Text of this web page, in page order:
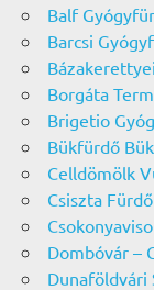
Balf
Barcsi
Borgáta
Brigetio
Bükfürdő
Celldömölk
Csiszta
Dombóvár –
Dunaföldvári